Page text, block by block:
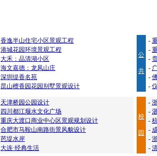
香逸半山住宅小区景观工程
港城花园环境景观工程
大禾：品清湖小区
海文嘉德：龙凤山庄
深圳缇香名苑
昆山檀香园花园别墅景观设计
公
共
-
-
-
-
-
-
天津桥园公园设计
四川都江堰水文化广场
重庆大渡口商业中心区景观规划设计
合肥市马鞍山南路街景风貌设计
芭堤水岸
大连·经典生活
校
园
-
-
-
-
-
-